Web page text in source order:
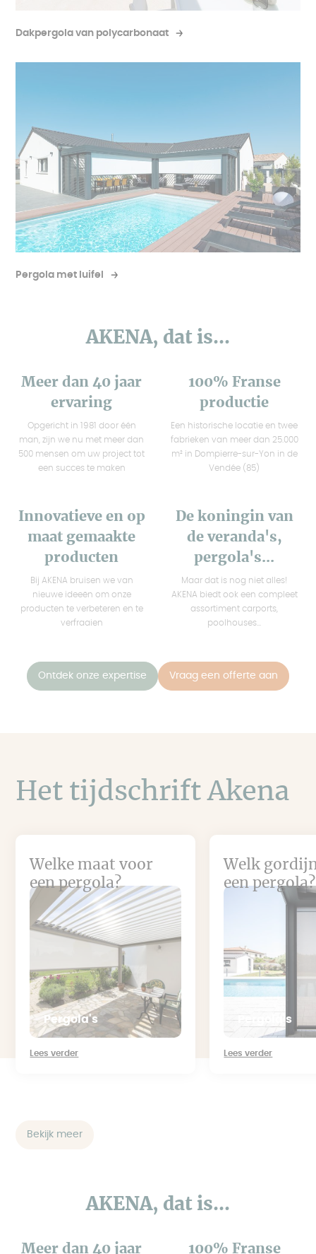
Dakpergola van polycarbonaat
Pergola met luifel
AKENA, dat is...
Meer dan 40 jaar
ervaring
Opgericht in 1981 door één
man, zijn we nu met meer dan
500 mensen om uw project tot
een succes te maken
100% Franse
productie
Een historische locatie en twee
fabrieken van meer dan 25.000
m² in Dompierre-sur-Yon in de
Vendée (85)
Innovatieve en op
maat gemaakte
producten
Bij AKENA bruisen we van
nieuwe ideeën om onze
producten te verbeteren en te
verfraaien
De koningin van
de veranda's,
pergola's...
Maar dat is nog niet alles!
AKENA biedt ook een compleet
assortiment carports,
poolhouses...
Ontdek onze expertise Vraag een offerte aan
Het tijdschrift Akena
Welke maat voor
een pergola?
Pergola's
Lees verder
Welk
een pergola?
Pergola's
Lees verder
Bekijk meer
AKENA, dat is...
Meer dan 40 jaar
100% Franse